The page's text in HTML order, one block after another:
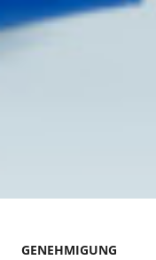
GENEHMIGUNG